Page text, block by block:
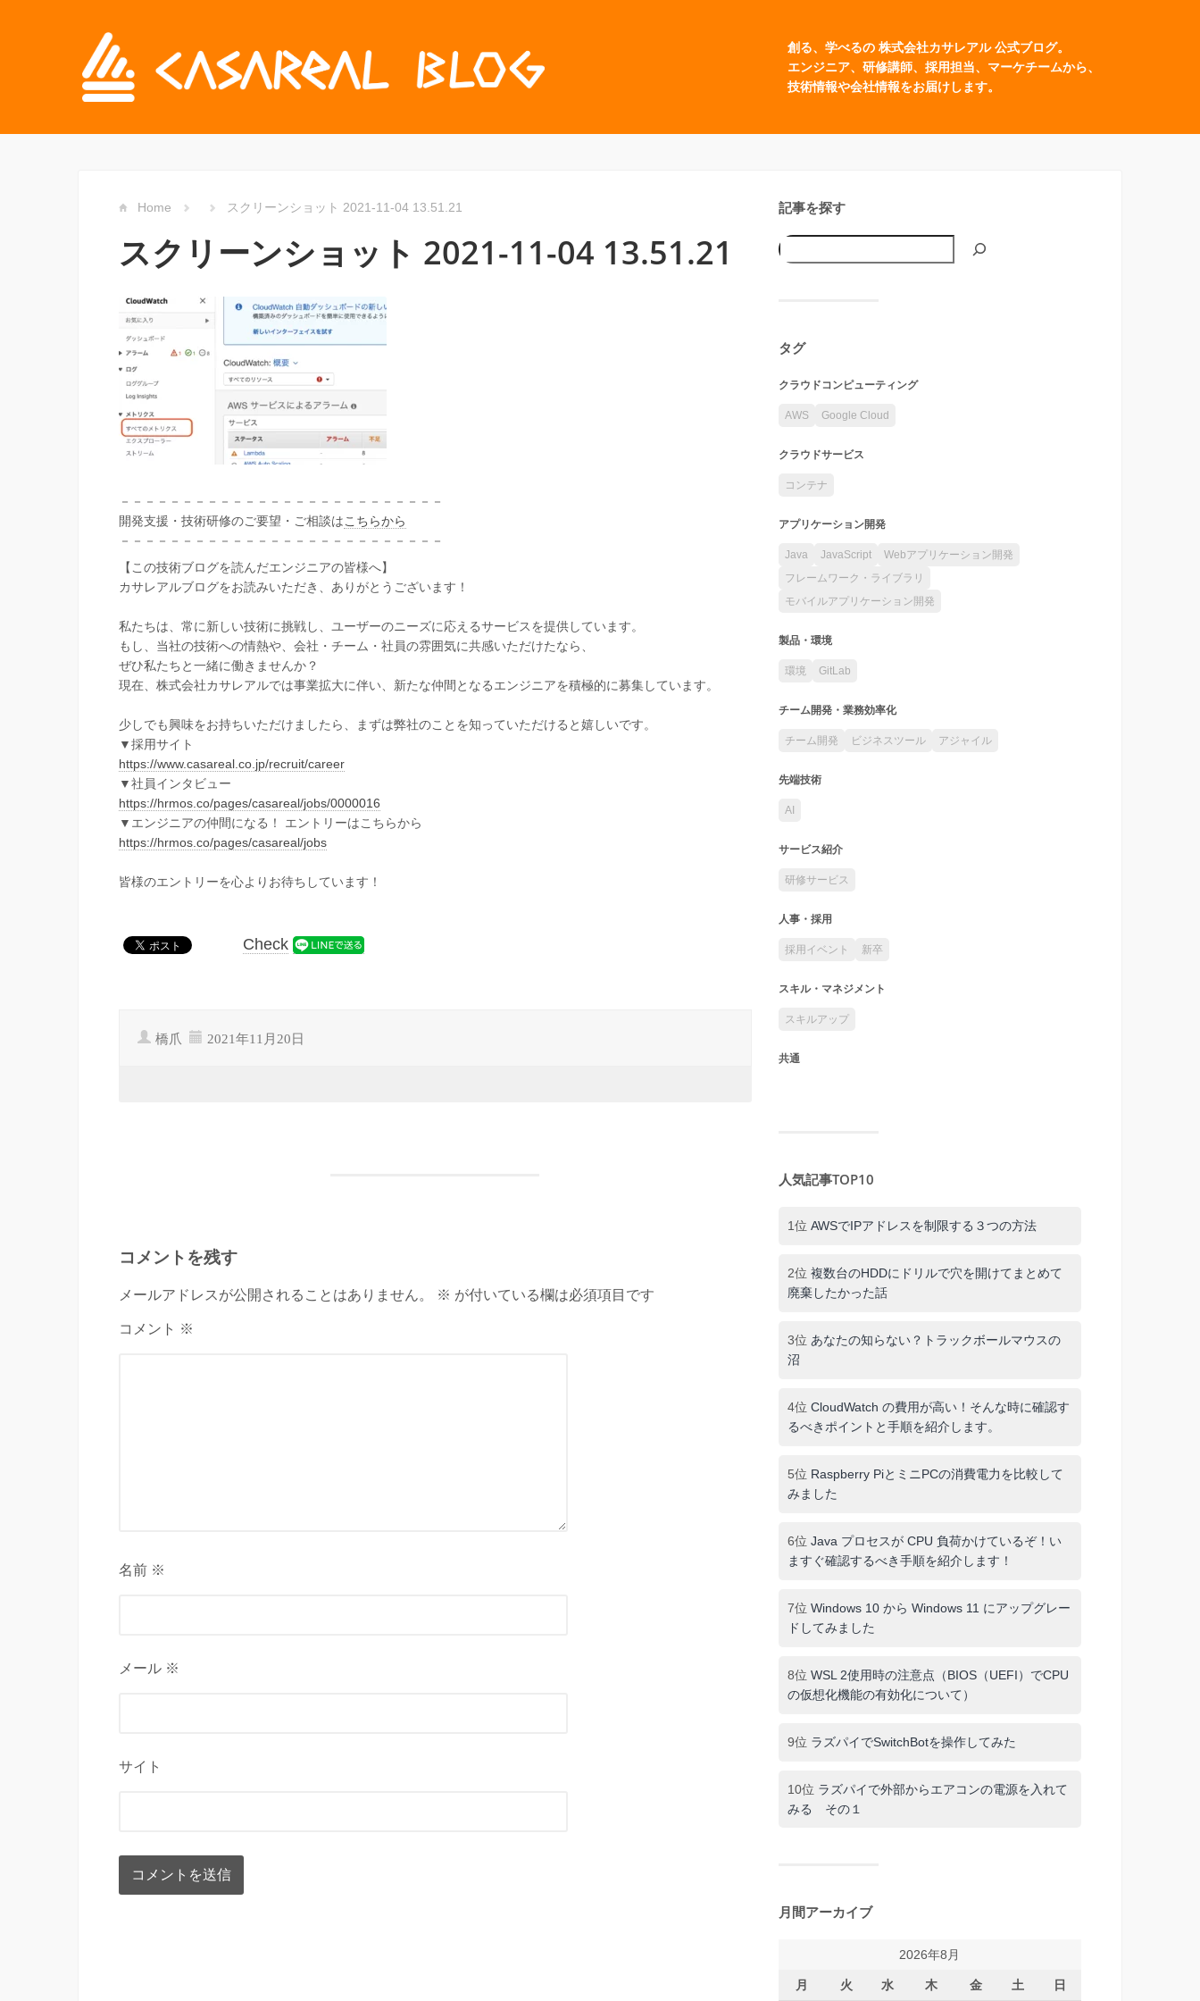
創る、学べるの 株式会社カサレアル 公式ブログ。
エンジニア、研修講師、採用担当、マーケチームから、
技術情報や会社情報をお届けします。
Home スクリーンショット 2021-11-04 13.51.21
スクリーンショット 2021-11-04 13.51.21
－－－－－－－－－－－－－－－－－－－－－－－－－－
開発支援・技術研修のご要望・ご相談はこちらから
－－－－－－－－－－－－－－－－－－－－－－－－－－
【この技術ブログを読んだエンジニアの皆様へ】
カサレアルブログをお読みいただき、ありがとうございます！
私たちは、常に新しい技術に挑戦し、ユーザーのニーズに応えるサービスを提供しています。
もし、当社の技術への情熱や、会社・チーム・社員の雰囲気に共感いただけたなら、
ぜひ私たちと一緒に働きませんか？
現在、株式会社カサレアルでは事業拡大に伴い、新たな仲間となるエンジニアを積極的に募集しています。
少しでも興味をお持ちいただけましたら、まずは弊社のことを知っていただけると嬉しいです。
▼採用サイト
https://www.casareal.co.jp/recruit/career
▼社員インタビュー
https://hrmos.co/pages/casareal/jobs/0000016
▼エンジニアの仲間になる！ エントリーはこちらから
https://hrmos.co/pages/casareal/jobs
皆様のエントリーを心よりお待ちしています！
Check
橋爪 2021年11月20日
コメントを残す
メールアドレスが公開されることはありません。 ※ が付いている欄は必須項目です
コメント ※
名前 ※
メール ※
サイト
記事を探す
タグ
クラウドコンピューティング
AWS Google Cloud
クラウドサービス
コンテナ
アプリケーション開発
Java JavaScript
Webアプリケーション開発
フレームワーク・ライブラリ
モバイルアプリケーション開発
製品・環境
環境 GitLab
チーム開発・業務効率化
チーム開発 ビジネスツール アジャイル
先端技術
AI
サービス紹介
研修サービス
人事・採用
採用イベント 新卒
スキル・マネジメント
スキルアップ
共通
人気記事TOP10
1位 AWSでIPアドレスを制限する３つの方法
2位 複数台のHDDにドリルで穴を開けてまとめて
廃棄したかった話
3位 あなたの知らない？トラックボールマウスの
沼
4位 CloudWatch の費用が高い！そんな時に確認す
るべきポイントと手順を紹介します。
5位 Raspberry PiとミニPCの消費電力を比較して
みました
6位 Java プロセスが CPU 負荷かけているぞ！い
ますぐ確認するべき手順を紹介します！
7位 Windows 10 から Windows 11 にアップグレー
ドしてみました
8位 WSL 2使用時の注意点（BIOS（UEFI）でCPU
の仮想化機能の有効化について）
9位 ラズパイでSwitchBotを操作してみた
10位 ラズパイで外部からエアコンの電源を入れて
みる その１
月間アーカイブ
2026年8月
月 火 水 木 金 土 日